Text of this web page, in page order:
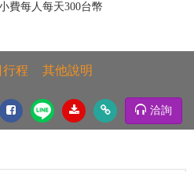
費每人每天300台幣
行程 其他說明
洽詢